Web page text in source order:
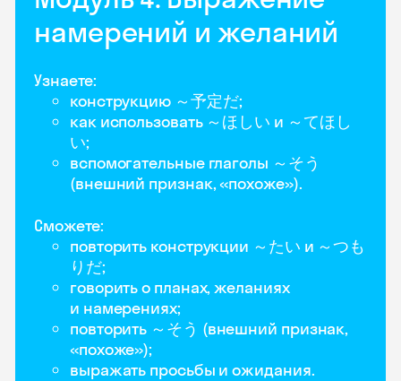
намерений и желаний
Узнаете:
конструкцию ～予定だ;
как использовать ～ほしい и ～てほし
い;
вспомогательные глаголы ～そう
(внешний признак, «похоже»).
Сможете:
повторить конструкции ～たい и ～つも
りだ;
говорить о планах, желаниях
и намерениях;
повторить ～そう (внешний признак,
«похоже»);
выражать просьбы и ожидания.